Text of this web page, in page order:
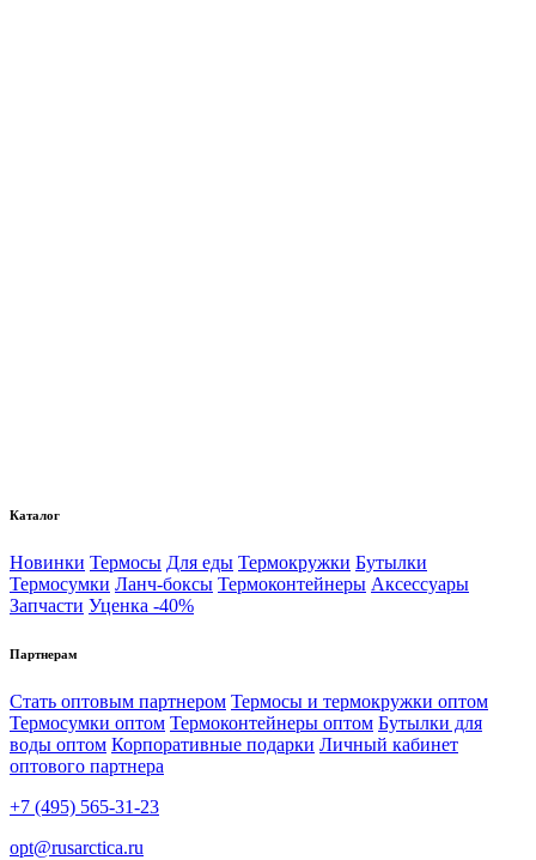
Каталог
Новинки Термосы Для еды Термокружки Бутылки
Термосумки Ланч-боксы Термоконтейнеры Аксессуары
Запчасти Уценка -40%
Партнерам
Стать оптовым партнером Термосы и термокружки оптом
Термосумки оптом Термоконтейнеры оптом Бутылки для
воды оптом Корпоративные подарки Личный кабинет
оптового партнера
+7 (495) 565-31-23
opt@rusarctica.ru